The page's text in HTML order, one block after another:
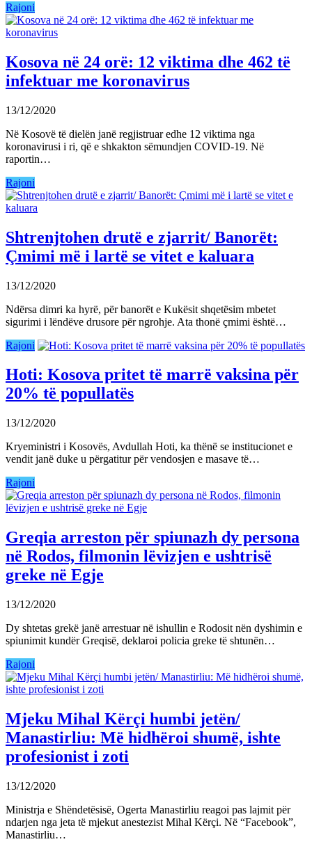
Rajoni
Kosova në 24 orë: 12 viktima dhe 462 të
infektuar me koronavirus
13/12/2020
Në Kosovë të dielën janë regjistruar edhe 12 viktima nga
koronavirusi i ri, që e shkakton sëmundjen COVID-19. Në
raportin…
Rajoni
Shtrenjtohen drutë e zjarrit/ Banorët:
Çmimi më i lartë se vitet e kaluara
13/12/2020
Ndërsa dimri ka hyrë, për banorët e Kukësit shqetësim mbetet
sigurimi i lëndëve drusore për ngrohje. Ata thonë çmimi është…
Rajoni
Hoti: Kosova pritet të marrë vaksina për
20% të popullatës
13/12/2020
Kryeministri i Kosovës, Avdullah Hoti, ka thënë se institucionet e
vendit janë duke u përgatitur për vendosjen e masave të…
Rajoni
Greqia arreston për spiunazh dy persona
në Rodos, filmonin lëvizjen e ushtrisë
greke në Egje
13/12/2020
Dy shtetas grekë janë arrestuar në ishullin e Rodosit nën dyshimin e
spiunimit kundër Greqisë, deklaroi policia greke të shtunën…
Rajoni
Mjeku Mihal Kërçi humbi jetën/
Manastirliu: Më hidhëroi shumë, ishte
profesionist i zoti
13/12/2020
Ministrja e Shëndetësisë, Ogerta Manastirliu reagoi pas lajmit për
ndarjen nga jeta të mjekut anestezist Mihal Kërçi. Në “Facebook”,
Manastirliu…